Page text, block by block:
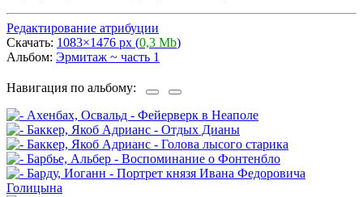
Редактирование атрибуции
Скачать: 1083×1476 px (0,3 Mb)
Альбом: Эрмитаж ~ часть 1
Навигация по альбому: